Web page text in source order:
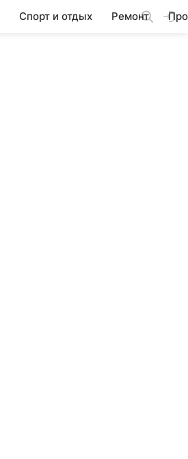
Спорт и отдых Ремонт